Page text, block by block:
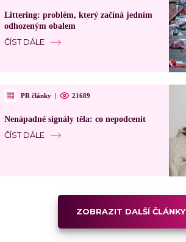
Littering: problém, který začíná jedním
odhozeným obalem
ČÍST DÁLE
PR články | 21689
Nenápadné signály těla: co nepodcenit
ČÍST DÁLE
ZOBRAZIT DALŠÍ ČLÁNKY